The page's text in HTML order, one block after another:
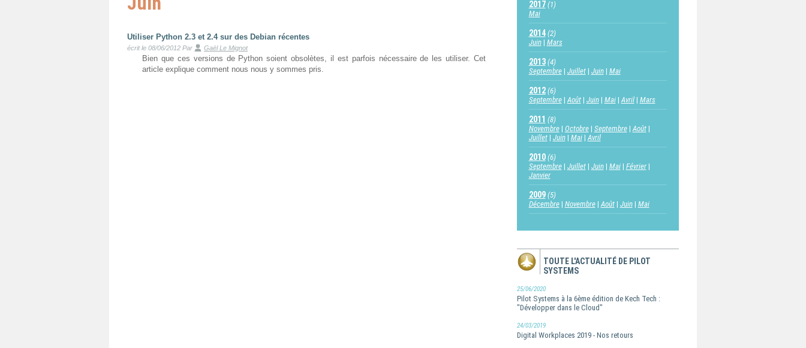
Utiliser Python 2.3 et 2.4 sur des Debian récentes
écrit le 08/06/2012 Par Gaël Le Mignot
Bien que ces versions de Python soient obsolètes, il est parfois nécessaire de les utiliser. Cet
article explique comment nous nous y sommes pris.
2017(1)
Mai
2014(2)
Juin
Mars
2013(4)
Septembre
Juillet Juin Mai
2012(6)
Septembre
Août Juin Mai Avril Mars
2011 (8)
Novembre
Octobre Septembre
Août
Juillet
Juin Mai Avril
2010(6)
Septembre
Juillet Juin Mai
Février
Janvier
2009(5)
Décembre
Novembre Août Juin Mai
TOUTE L'ACTUALITÉ DE PILOT
SYSTEMS
25/06/2020
Pilot Systems à la 6ème édition de Kech Tech :
"Développer dans le Cloud"
24/03/2019
Digital Workplaces 2019 - Nos retours